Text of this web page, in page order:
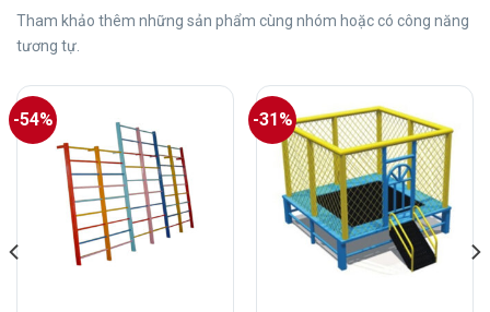
Tham khảo thêm những sản phẩm cùng nhóm hoặc có công năng
tương tự.
-54% -31%